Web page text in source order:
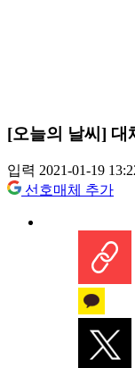
[오늘의 날씨] 대
입력 2021-01-19
선호매체 추가